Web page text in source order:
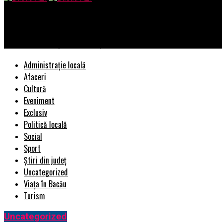
Administrație locală
Afaceri
Cultură
Eveniment
Exclusiv
Politică locală
Social
Sport
Știri din județ
Uncategorized
Viața în Bacău
Turism
Uncategorized